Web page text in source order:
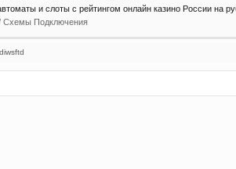
и слоты с рейтингом онлайн казино России на
Схемы Подключения